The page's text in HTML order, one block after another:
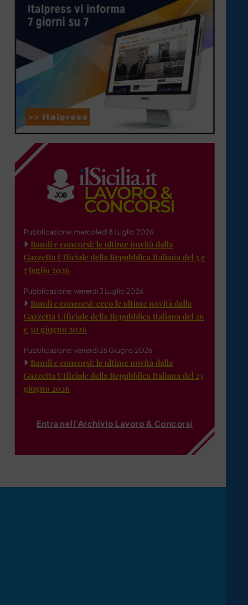
Pubblicazione: mercoledì 8 Luglio 2026
Bandi e concorsi: le ultime novità dalla
Gazzetta Ufficiale della Repubblica Italiana del 3 e
7 luglio 2026
Pubblicazione: venerdì 3 Luglio 2026
Bandi e concorsi: ecco le ultime novità dalla
Gazzetta Ufficiale della Repubblica Italiana del 26
e 30 giugno 2026
Pubblicazione: venerdì 26 Giugno 2026
Bandi e concorsi: le ultime novità dalla
Gazzetta Ufficiale della Repubblica Italiana del 23
giugno 2026
Entra nell'Archivio Lavoro & Concorsi